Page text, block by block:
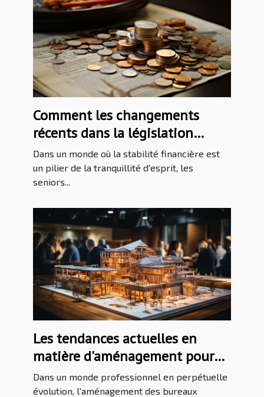
Comment les changements
récents dans la législation
fiscale affectent les pensions de
retraite des seniors
Dans un monde où la stabilité financière est
un pilier de la tranquillité d'esprit, les
seniors...
Les tendances actuelles en
matière d'aménagement pour
les bureaux d'études techniques
Dans un monde professionnel en perpétuelle
évolution, l'aménagement des bureaux